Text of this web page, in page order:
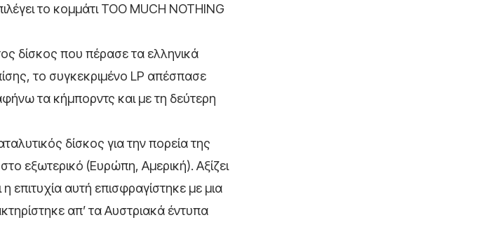
το κομμάτι TOO MUCH NOTHING
δίσκος που πέρασε τα ελληνικά
το συγκεκριμένο LP απέσπασε
τα κήμπορντς και με τη δεύτερη
δίσκος για την πορεία της
εξωτερικό (Ευρώπη, Αμερική). Αξίζει
αυτή επισφραγίστηκε με μια
απ’ τα Αυστριακά έντυπα